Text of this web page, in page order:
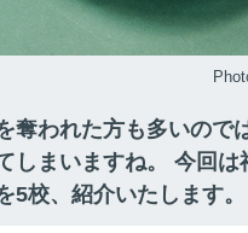
奪われた方も多いので
しまいますね。 今回
校、紹介いたします。